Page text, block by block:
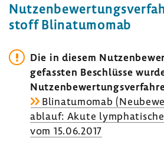
stoff Blina­tu­momab
Die in diesem
gefassten Beschlüsse
Blina­tu­momab
ab­lauf: Akute
vom 15.06.2017